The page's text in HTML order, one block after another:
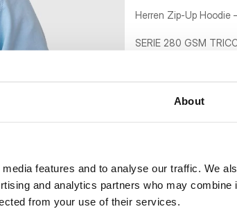
About
features and to analyse our traffic. We
and analytics partners who may combine
from your use of their services.
Herren Zip-Up Hoodie
SERIE 280 GSM
- Hergestellt aus
einem Gewicht von
- Der Stoff leitet
- Die Zugabe von
uneingeschränkte
- Breite gerippte
- Weiche
Scheuern
- Zwei große Taschen